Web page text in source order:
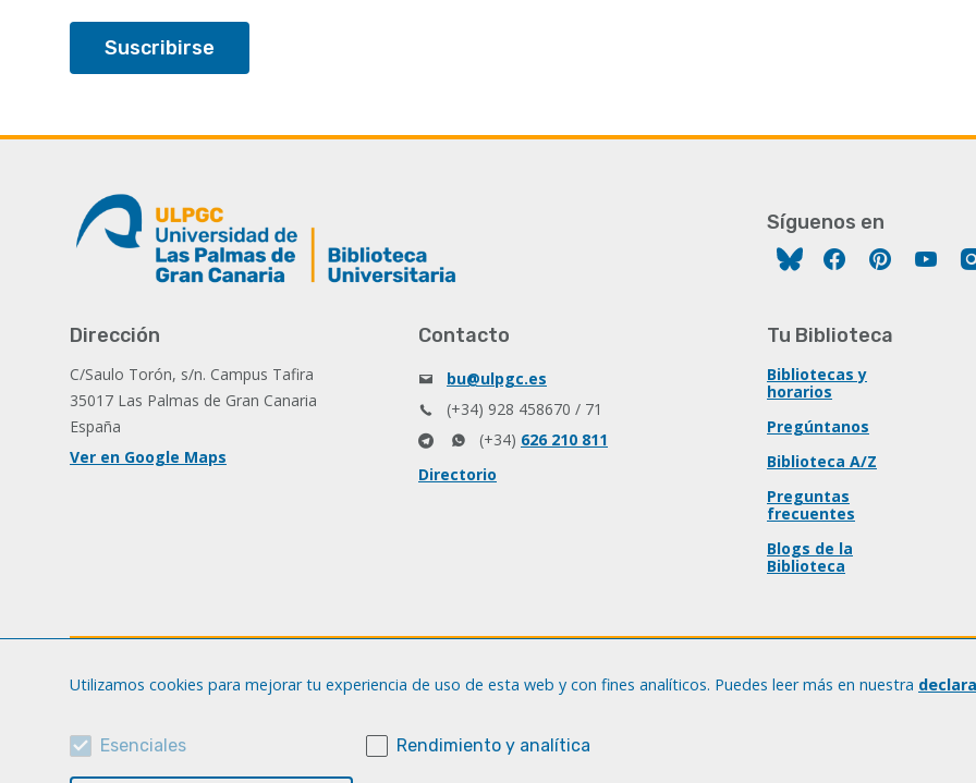
Síguenos en
FacebookPinterest
Dirección
C/Saulo Torón, s/n. Campus Tafira
35017 Las Palmas de Gran Canaria
España
Ver en Google Maps
Contacto
bu@ulpgc.es
(+34) 928 458670 / 71
(+34) 626 210 811
Directorio
Tu Biblioteca
Bibliotecas y
horarios
Pregúntanos
Biblioteca A/Z
Preguntas
frecuentes
Blogs de la
Biblioteca
Utilizamos cookies para mejorar tu experiencia de uso de esta web y con fines analíticos. Puedes leer más en nuestra
Esenciales Rendimiento y analítica